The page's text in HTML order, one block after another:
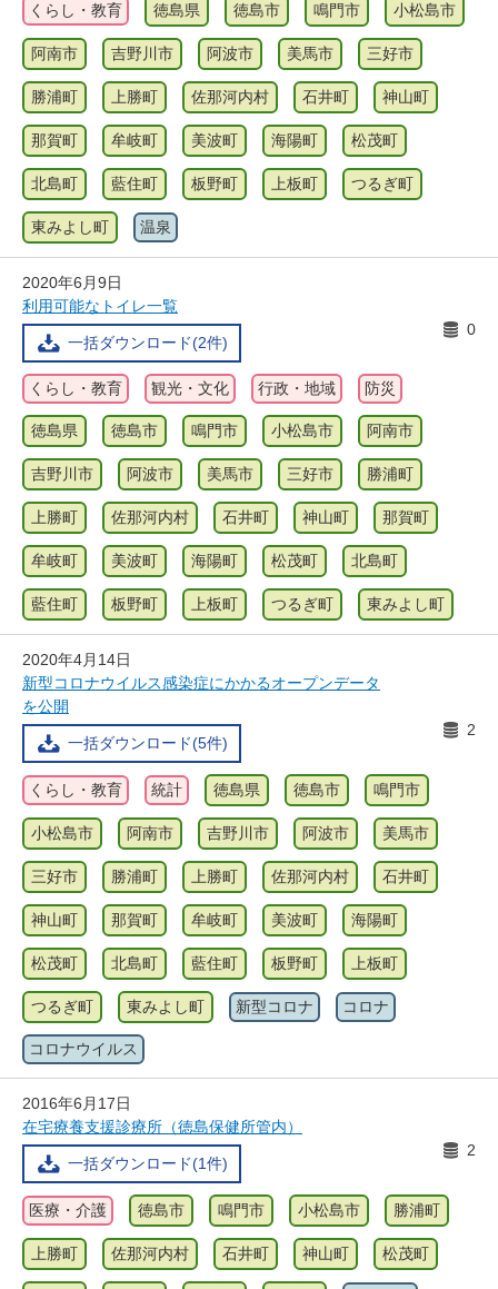
くらし・教育 徳島県 徳島市 鳴門市 小松島市
阿南市 吉野川市 阿波市 美馬市 三好市
勝浦町 上勝町 佐那河内村 石井町 神山町
那賀町 牟岐町 美波町 海陽町 松茂町
北島町 藍住町 板野町 上板町 つるぎ町
東みよし町 温泉
2020年6月9日
利用可能なトイレ一覧
一括ダウンロード(2件)
0
くらし・教育 観光・文化 行政・地域 防災
徳島県 徳島市 鳴門市 小松島市 阿南市
吉野川市 阿波市 美馬市 三好市 勝浦町
上勝町 佐那河内村 石井町 神山町 那賀町
牟岐町 美波町 海陽町 松茂町 北島町
藍住町 板野町 上板町 つるぎ町 東みよし町
2020年4月14日
新型コロナウイルス感染症にかかるオープンデータ
を公開
一括ダウンロード(5件)
2
くらし・教育 統計 徳島県 徳島市 鳴門市
小松島市 阿南市 吉野川市 阿波市 美馬市
三好市 勝浦町 上勝町 佐那河内村 石井町
神山町 那賀町 牟岐町 美波町 海陽町
松茂町 北島町 藍住町 板野町 上板町
つるぎ町 東みよし町 新型コロナ コロナ
コロナウイルス
2016年6月17日
在宅療養支援診療所（徳島保健所管内）
一括ダウンロード(1件)
2
医療・介護 徳島市 鳴門市 小松島市 勝浦町
上勝町 佐那河内村 石井町 神山町 松茂町